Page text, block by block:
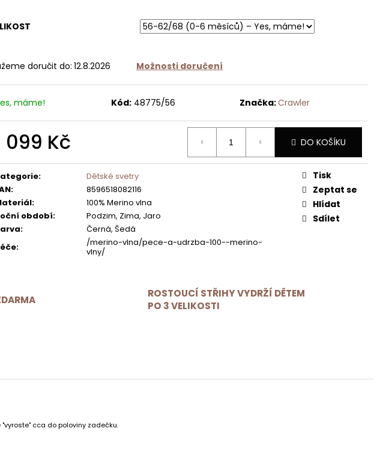
doručit do: 12.8.2026 Možnosti doručení
máme! Kód: 48775/56 Značka:Crawler
099 Kč DO KOŠÍKU
:
Dětské svetry
:
8596518082116
:
100% Merino vlna
období:
Podzim, Zima, Jaro
:
Černá, Šedá
:
/merino-vlna/pece-a-udrzba-100--merino-
vlny/
Tisk
Zeptat se
Hlídat
Sdílet
ROSTOUCÍ STŘIHY VYDRŽÍ DĚTEM
PO 3 VELIKOSTI
cca do poloviny zadečku.